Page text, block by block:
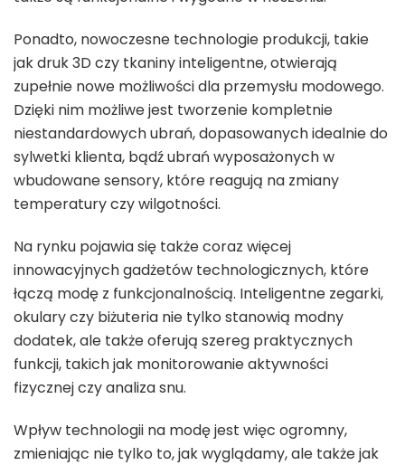
Ponadto, nowoczesne technologie produkcji, takie
jak druk 3D czy tkaniny inteligentne, otwierają
zupełnie nowe możliwości dla przemysłu modowego.
Dzięki nim możliwe jest tworzenie kompletnie
niestandardowych ubrań, dopasowanych idealnie do
sylwetki klienta, bądź ubrań wyposażonych w
wbudowane sensory, które reagują na zmiany
temperatury czy wilgotności.
Na rynku pojawia się także coraz więcej
innowacyjnych gadżetów technologicznych, które
łączą modę z funkcjonalnością. Inteligentne zegarki,
okulary czy biżuteria nie tylko stanowią modny
dodatek, ale także oferują szereg praktycznych
funkcji, takich jak monitorowanie aktywności
fizycznej czy analiza snu.
Wpływ technologii na modę jest więc ogromny,
zmieniając nie tylko to, jak wyglądamy, ale także jak